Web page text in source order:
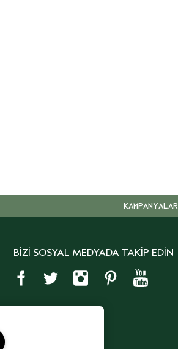
KAMPANYALAR
BİZİ SOSYAL MEDYADA TAKİP EDİN